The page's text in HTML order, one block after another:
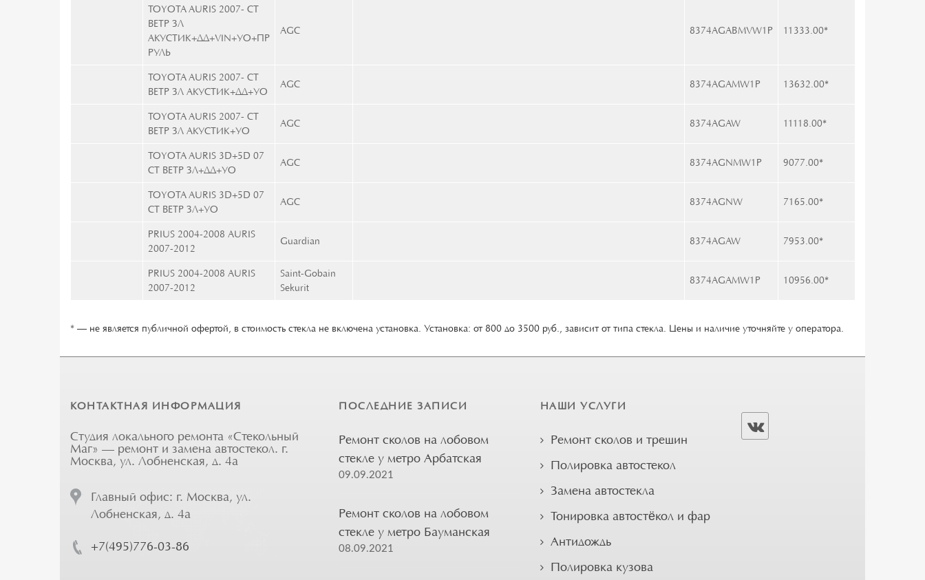
TOYOTA AURIS 2007- СТ
ВЕТР ЗЛ
АКУСТИК+ДД+VIN+УО+ПР
РУЛЬ
AGC 8374AGABMVW1P 11333.00*
TOYOTA AURIS 2007- СТ
ВЕТР ЗЛ АКУСТИК+ДД+УО
AGC 8374AGAMW1P 13632.00*
TOYOTA AURIS 2007- СТ
ВЕТР ЗЛ АКУСТИК+УО
AGC 8374AGAW 11118.00*
TOYOTA AURIS 3D+5D 07
СТ ВЕТР ЗЛ+ДД+УО
AGC 8374AGNMW1P 9077.00*
TOYOTA AURIS 3D+5D 07
СТ ВЕТР ЗЛ+УО
AGC 8374AGNW 7165.00*
PRIUS 2004-2008 AURIS
2007-2012
Guardian 8374AGAW 7953.00*
PRIUS 2004-2008 AURIS
2007-2012
Saint-Gobain
Sekurit
8374AGAMW1P 10956.00*
* — не является публичной офертой, в стоимость стекла не включена установка. Установка: от 800 до 3500 руб., зависит от типа стекла. Цены и наличие уточняйте у оператора.
КОНТАКТНАЯ ИНФОРМАЦИЯ
Студия локального ремонта «Стекольный
Маг» — ремонт и замена автостекол. г.
Москва, ул. Лобненская, д. 4а
Главный офис: г. Москва, ул.
Лобненская, д. 4а
+7(495)776-03-86
ПОСЛЕДНИЕ ЗАПИСИ
Ремонт сколов на лобовом
стекле у метро Арбатская
09.09.2021
Ремонт сколов на лобовом
стекле у метро Бауманская
08.09.2021
НАШИ УСЛУГИ
Ремонт сколов и трещин
Полировка автостекол
Замена автостекла
Тонировка автостёкол и фар
Антидождь
Полировка кузова